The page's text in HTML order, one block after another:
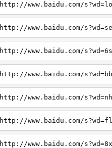
http://www.baidu.com/
http://www.baidu.com/
http://www.baidu.com/
http://www.baidu.com/
http://www.baidu.com/
http://www.baidu.com/
http://www.baidu.com/